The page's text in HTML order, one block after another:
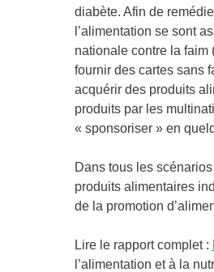
diabète. Afin de
l’alimentation se sont
nationale contre la
fournir des cartes sans
acquérir des produits
produits par les
« sponsoriser » en
Dans tous les
produits alimentaires
de la promotion
Lire le rapport complet :
l’alimentation et à la